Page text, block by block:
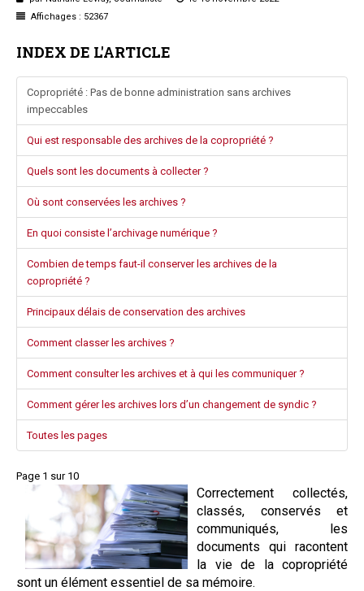
Questions/réponses
Études juridiques
Copro. en difficulté
Formez-vous !
Parole d'experts*
Affichages : 52367
INDEX DE L'ARTICLE
Copropriété : Pas de bonne administration sans archives
impeccables
Qui est responsable des archives de la copropriété ?
Quels sont les documents à collecter ?
Où sont conservées les archives ?
En quoi consiste l’archivage numérique ?
Combien de temps faut-il conserver les archives de la
copropriété ?
Principaux délais de conservation des archives
Comment classer les archives ?
Comment consulter les archives et à qui les communiquer ?
Comment gérer les archives lors d’un changement de syndic ?
Toutes les pages
Page 1 sur 10
Correctement collectés,
classés, conservés et
communiqués, les
documents qui racontent
la vie de la copropriété
sont un élément essentiel de sa mémoire.